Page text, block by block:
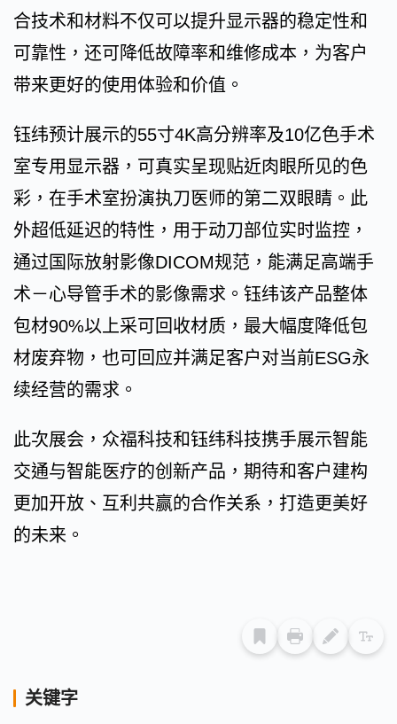
合技术和材料不仅可以提升显示器的稳定性和
可靠性，还可降低故障率和维修成本，为客户
带来更好的使用体验和价值。
钰纬预计展示的55寸4K高分辨率及10亿色手术
室专用显示器，可真实呈现贴近肉眼所见的色
彩，在手术室扮演执刀医师的第二双眼睛。此
外超低延迟的特性，用于动刀部位实时监控，
通过国际放射影像DICOM规范，能满足高端手
术－心导管手术的影像需求。钰纬该产品整体
包材90%以上采可回收材质，最大幅度降低包
材废弃物，也可回应并满足客户对当前ESG永
续经营的需求。
此次展会，众福科技和钰纬科技携手展示智能
交通与智能医疗的创新产品，期待和客户建构
更加开放、互利共赢的合作关系，打造更美好
的未来。
关键字